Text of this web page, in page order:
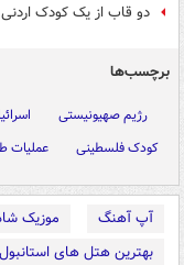
دو قاب از یک کودک
برچسب‌ها
رژیم صهیونیستی
کودک فلسطینی
عملیات
آپ آهنگ موزیک
بهترین هتل های استانبول